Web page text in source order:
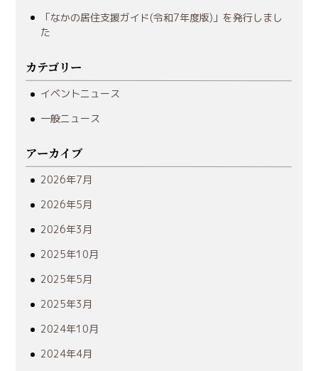
「なかの居住支援ガイド(令和7年度版)」を発行しまし
た
カテゴリー
イベントニュース
一般ニュース
アーカイブ
2026年7月
2026年5月
2026年3月
2025年10月
2025年5月
2025年3月
2024年10月
2024年4月